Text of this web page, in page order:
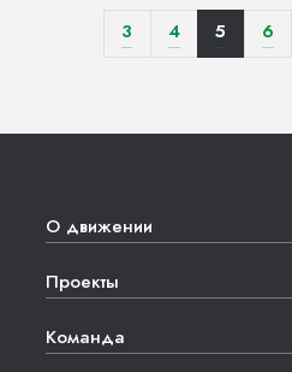
3 4 5 6
О движении
Проекты
Команда